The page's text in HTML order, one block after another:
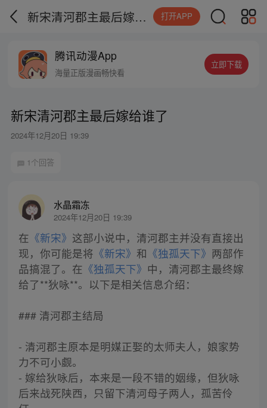
新宋清河郡主最后嫁给谁了 打开APP
腾讯动漫App
海量正版漫画畅快看
立即下载
新宋清河郡主最后嫁给谁了
2024年12月20日 19:39
1个回答
水晶霜冻
2024年12月20日 19:39
在 《新宋》 这部小说中，清河郡主并没有直接出
现，你可能是将 《新宋》 和 《独孤天下》 两部作
品搞混了。在 《独孤天下》 中，清河郡主最终嫁
给了**狄咏**。以下是相关信息介绍：
### 清河郡主结局
- 清河郡主原本是明媒正娶的太师夫人，娘家势
力不可小觑。
- 嫁给狄咏后，本来是一段不错的姻缘，但狄咏
后来战死陕西，只留下清河母子两人，孤苦伶